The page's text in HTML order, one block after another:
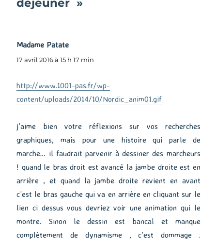
déjeuner »
Madame Patate
17 avril 2016 à 15 h 17 min
http://www.1001-pas.fr/wp-
content/uploads/2014/10/Nordic_anim01.gif
j’aime bien votre réflexions sur vos recherches
graphiques, mais pour une histoire qui parle de
marche… il faudrait parvenir à dessiner des marcheurs
! quand le bras droit est avancé la jambe droite est en
arrière , et quand la jambe droite revient en avant
c’est le bras gauche qui va en arrière en cliquant sur le
lien ci dessus vous devriez voir une animation qui le
montre. Sinon le dessin est bancal et manque
complètement de dynamisme , c’est dommage .